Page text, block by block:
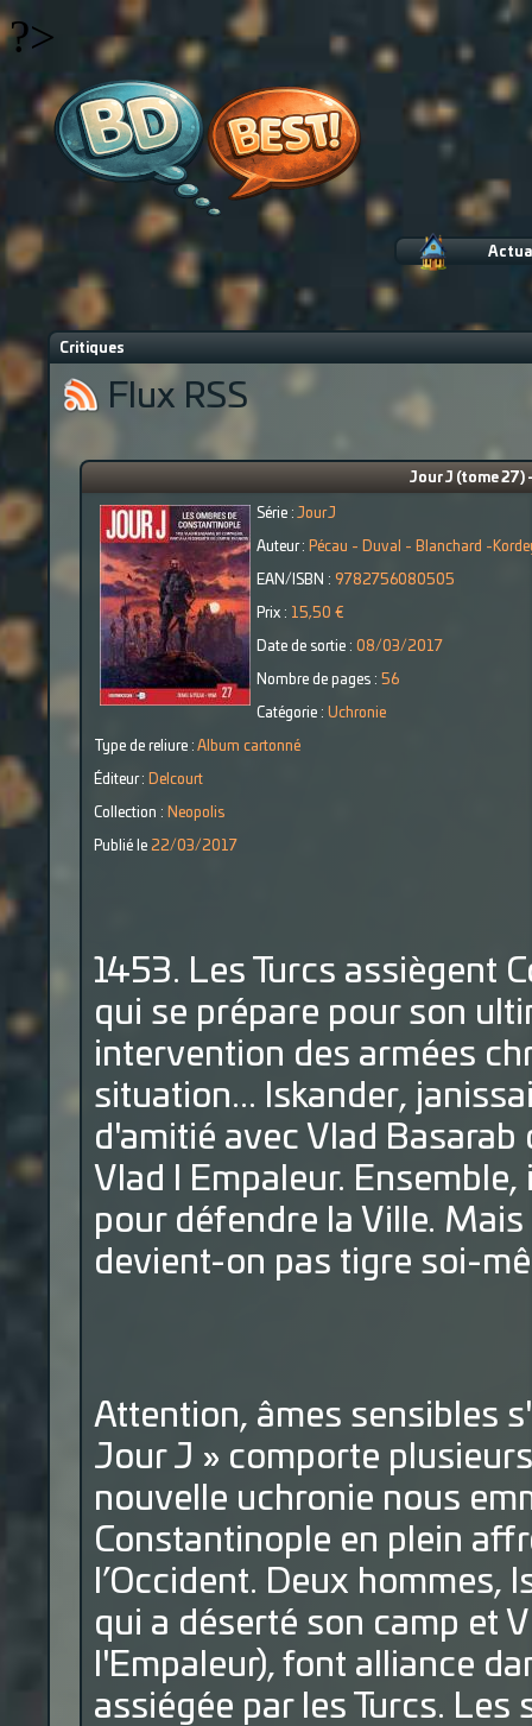
?>
Critiques
Flux RSS
Jour J (tome 27)
Série : Jour J
Auteur : Pécau - Duval - Blanchard -
EAN/ISBN : 9782756080505
Prix : 15,50 €
Date de sortie : 08/03/2017
Nombre de pages : 56
Catégorie : Uchronie
Type de reliure : Album cartonné
Éditeur : Delcourt
Collection : Neopolis
Publié le 22/03/2017
1453. Les Turcs assiègent
qui se prépare pour son
intervention des armées
situation... Iskander,
d'amitié avec Vlad
Vlad l Empaleur.
pour défendre la Ville.
devient-on pas tigre soi-
Attention, âmes sensibles
Jour J » comporte
nouvelle uchronie nous
Constantinople en plein
l’Occident. Deux hommes,
qui a déserté son camp et
l'Empaleur), font alliance
assiégée par les Turcs. Les